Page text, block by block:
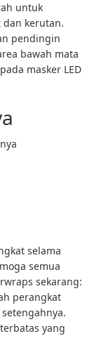
untuk
kerutan.
pendingin
bawah mata
masker LED
selama
semua
sekarang:
perangkat
yang